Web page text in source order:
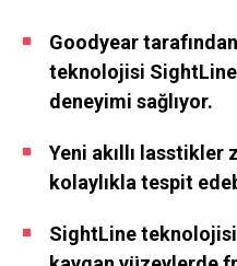
Goodyear
teknolojisi
deneyimi sağlıyor.
Yeni akıllı lasstikler
kolaylıkla tespit
SightLine